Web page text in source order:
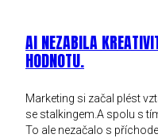
AI NEZABILA
HODNOTU.
Marketing si začal plést
se stalkingem.A spolu s
To ale nezačalo s